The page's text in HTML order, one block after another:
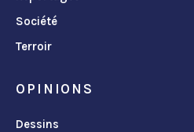
Société
Terroir
OPINIONS
Dessins